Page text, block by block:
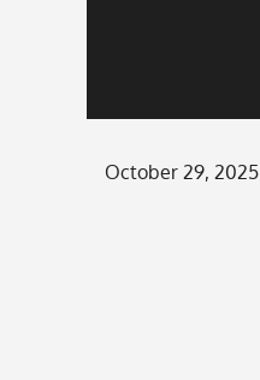
Posted
October 29, 2025